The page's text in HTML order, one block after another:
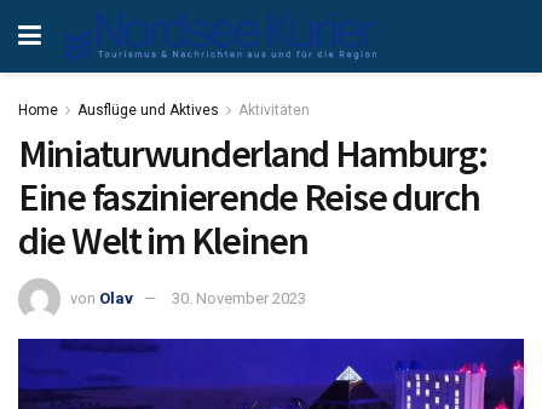
Home Ausflüge und Aktives Aktivitäten
Miniaturwunderland Hamburg:
Eine faszinierende Reise durch
die Welt im Kleinen
von Olav 30. November 2023